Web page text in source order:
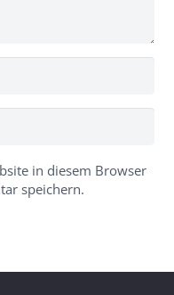
in diesem Browser
speichern.